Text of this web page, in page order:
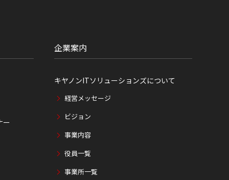
ー
企業案内
キヤノンITソリューションズについて
経営メッセージ
ビジョン
事業内容
役員一覧
事業所一覧